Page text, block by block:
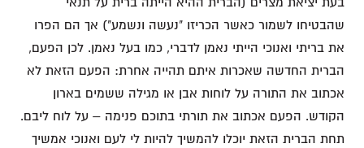
שהבטיחו לשמור כאשר הכריזו "נעשה ונשמע") אך הם הפרו
את בריתי ואנוכי הייתי נאמן לדברי, כמו בעל נאמן. לכן הפעם,
הברית החדשה שאכרות איתם תהייה אחרת: הפעם הזאת לא
אכתוב את התורה על לוחות אבן או מגילה ששמים בארון
הקודש. הפעם אכתוב את תורתי בתוכם פנימה – על לוח ליבם.
תחת הברית הזאת יוכלו להמשיך להיות לי לעם ואנוכי אמשיך